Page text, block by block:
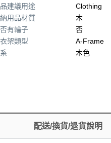
建議用途
Clothing
用品材質
木
有輪子
否
架類型
A-Frame
木色
配送/換貨/退貨說明